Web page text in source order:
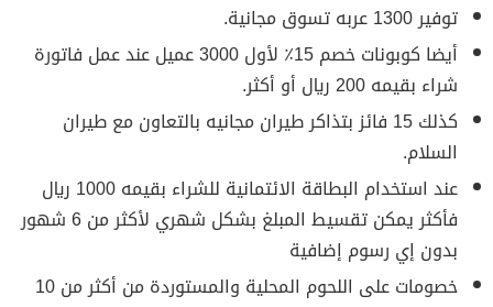
توفير 1300 عربه تسوق مجانية.
أيضا كوبونات خصم 15٪ لأول 3000 عميل عند عمل فاتورة
شراء بقيمه 200 ريال أو أكثر.
كذلك 15 فائز بتذاكر طيران مجانيه بالتعاون مع طيران
السلام.
عند استخدام البطاقة الائتمانية للشراء بقيمه 1000 ريال
فأكثر يمكن تقسيط المبلغ بشكل شهري لأكثر من 6 شهور
بدون إي رسوم إضافية
خصومات على اللحوم المحلية والمستوردة من أكثر من 10